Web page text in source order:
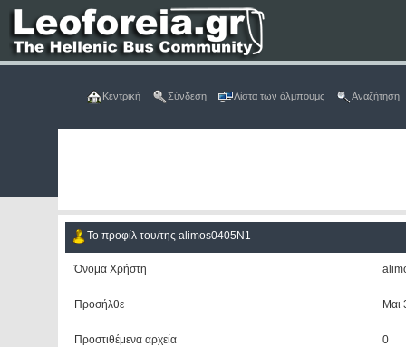
Κεντρική Σύνδεση Λίστα των άλμπουμς Αναζήτηση
Το προφίλ του/της alimos0405N1
Όνομα Χρήστη
Προσήλθε
Προστιθέμενα αρχεία 0